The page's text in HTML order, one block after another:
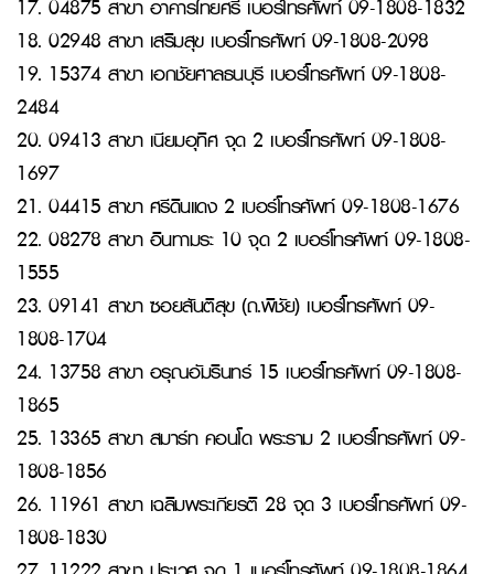
17. 04875 สาขา อาคารไทยศรี เบอร์โทรศัพท์ 09-1808-1832
18. 02948 สาขา เสริมสุข เบอร์โทรศัพท์ 09-1808-2098
19. 15374 สาขา เอกชัยศาลธนบุรี เบอร์โทรศัพท์ 09-1808-
2484
20. 09413 สาขา เนียมอุทิศ จุด 2 เบอร์โทรศัพท์ 09-1808-
1697
21. 04415 สาขา ศรีดินแดง 2 เบอร์โทรศัพท์ 09-1808-1676
22. 08278 สาขา อินทามระ 10 จุด 2 เบอร์โทรศัพท์ 09-1808-
1555
23. 09141 สาขา ซอยสันติสุข (ถ.พิชัย) เบอร์โทรศัพท์ 09-
1808-1704
24. 13758 สาขา อรุณอัมรินทร์ 15 เบอร์โทรศัพท์ 09-1808-
1865
25. 13365 สาขา สมาร์ท คอนโด พระราม 2 เบอร์โทรศัพท์ 09-
1808-1856
26. 11961 สาขา เฉลิมพระเกียรติ 28 จุด 3 เบอร์โทรศัพท์ 09-
1808-1830